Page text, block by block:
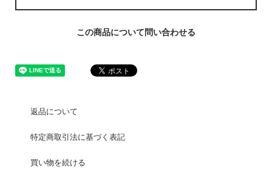
この商品について問い合わせる
返品について
特定商取引法に基づく表記
買い物を続ける